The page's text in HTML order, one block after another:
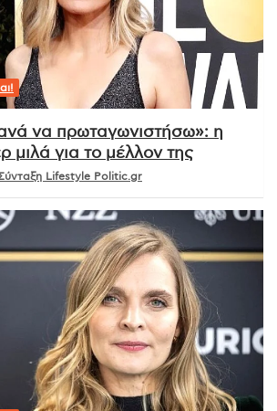
να πρωταγωνιστήσω»: η
μιλά για το μέλλον της
Lifestyle Politic.gr